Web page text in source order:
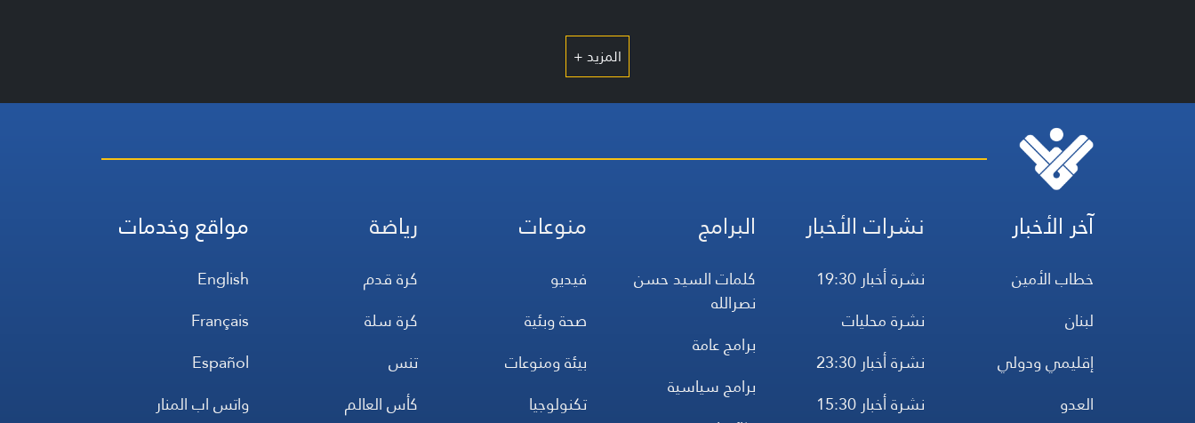
المزيد +
آخر الأخبار
خطاب الأمين
لبنان
إقليمي ودولي
العدو
نشرات الأخبار
نشرة أخبار 19:30
نشرة محليات
نشرة أخبار 23:30
نشرة أخبار 15:30
البرامج
كلمات السيد حسن
نصرالله
برامج عامة
برامج سياسية
منوعات
فيديو
صحة وبئية
بيئة ومنوعات
تكنولوجيا
رياضة
كرة قدم
كرة سلة
تنس
كأس العالم
مواقع وخدمات
English
Français
Español
واتس اب المنار